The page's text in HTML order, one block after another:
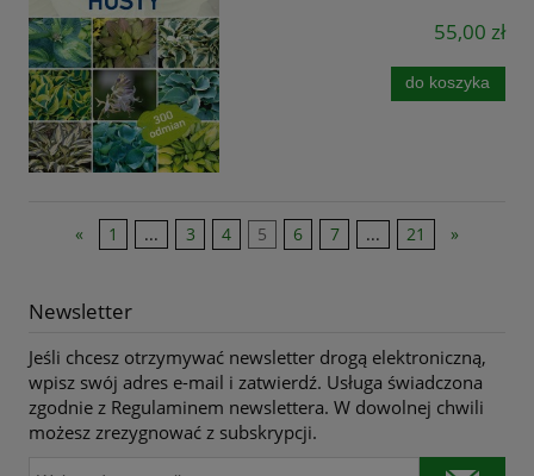
55,00 zł
do koszyka
« 1 ... 3 4 5 6 7 ... 21 »
Newsletter
Jeśli chcesz otrzymywać newsletter drogą elektroniczną,
wpisz swój adres e-mail i zatwierdź. Usługa świadczona
zgodnie z Regulaminem newslettera. W dowolnej chwili
możesz zrezygnować z subskrypcji.